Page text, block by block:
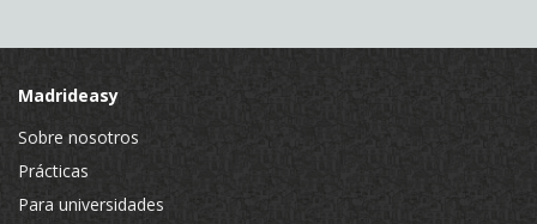
Madrideasy
Sobre nosotros
Prácticas
Para universidades